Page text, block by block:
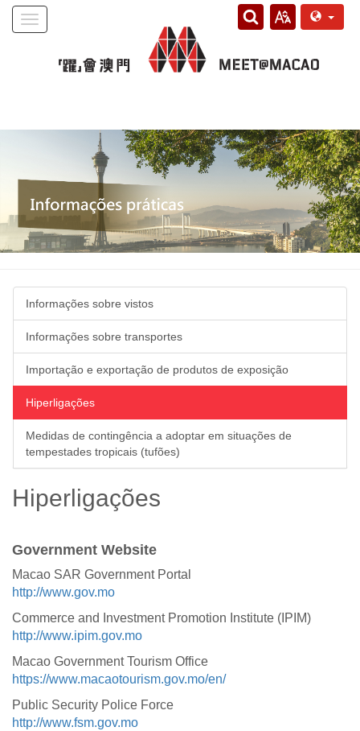
Toggle
Informações sobre vistos
Informações sobre transportes
Importação e exportação de produtos de exposição
Hiperligações
Medidas de contingência a adoptar em situações de
tempestades tropicais (tufões)
Hiperligações
Government Website
Macao SAR Government Portal
http://www.gov.mo
Commerce and Investment Promotion Institute (IPIM)
http://www.ipim.gov.mo
Macao Government Tourism Office
https://www.macaotourism.gov.mo/en/
Public Security Police Force
http://www.fsm.gov.mo